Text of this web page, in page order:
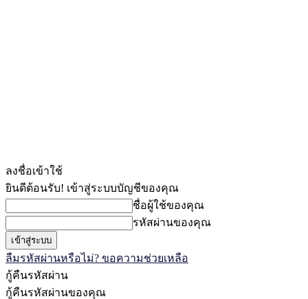
ลงชื่อเข้าใช้
ยินดีต้อนรับ! เข้าสู่ระบบบัญชีของคุณ
ชื่อผู้ใช้ของคุณ
รหัสผ่านของคุณ
ลืมรหัสผ่านหรือไม่? ขอความช่วยเหลือ
กู้คืนรหัสผ่าน
กู้คืนรหัสผ่านของคุณ